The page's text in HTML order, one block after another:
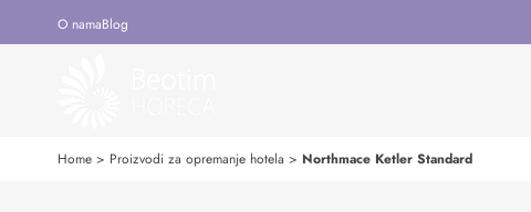
O namaBlog
Home > Proizvodi za opremanje hotela > Northmace Ketler Standard